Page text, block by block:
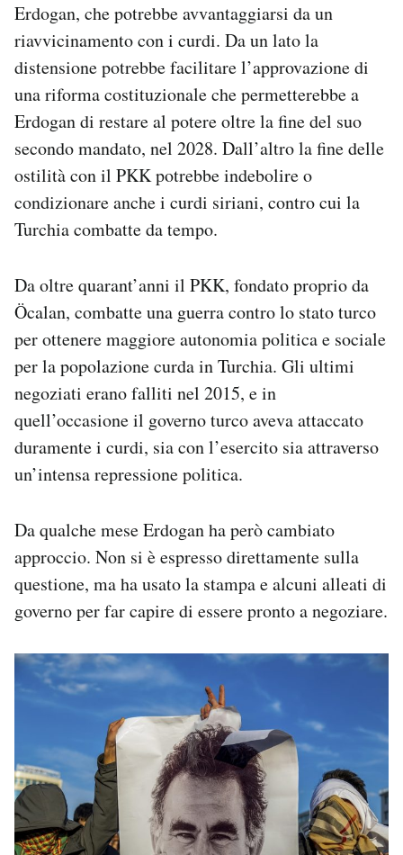
Hai bisogno di aiuto?
Esci
Erdogan, che potrebbe avvantaggiarsi da un
riavvicinamento con i curdi. Da un lato la
distensione potrebbe facilitare l’approvazione di
una riforma costituzionale che permetterebbe a
Erdogan di restare al potere oltre la fine del suo
secondo mandato, nel 2028. Dall’altro la fine delle
ostilità con il PKK potrebbe indebolire o
condizionare anche i curdi siriani, contro cui la
Turchia combatte da tempo.
Da oltre quarant’anni il PKK, fondato proprio da
Öcalan, combatte una guerra contro lo stato turco
per ottenere maggiore autonomia politica e sociale
per la popolazione curda in Turchia. Gli ultimi
negoziati erano falliti nel 2015, e in
quell’occasione il governo turco aveva attaccato
duramente i curdi, sia con l’esercito sia attraverso
un’intensa repressione politica.
Da qualche mese Erdogan ha però cambiato
approccio. Non si è espresso direttamente sulla
questione, ma ha usato la stampa e alcuni alleati di
governo per far capire di essere pronto a negoziare.